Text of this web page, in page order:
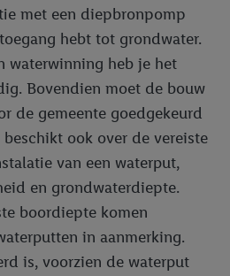
met een diepbronpomp
hebt tot grondwater.
waterwinning heb je het
Bovendien moet de bouw
de gemeente goedgekeurd
ook over de vereiste
van een waterput,
en grondwaterdiepte.
boordiepte komen
in aanmerking.
is, voorzien de waterput